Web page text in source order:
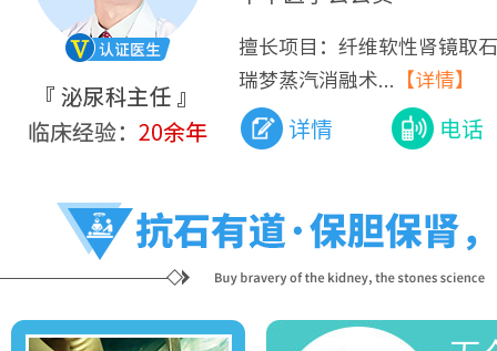
擅长项目：纤维软性肾镜取
瑞梦蒸汽消融术...
【详情】
详情 电话